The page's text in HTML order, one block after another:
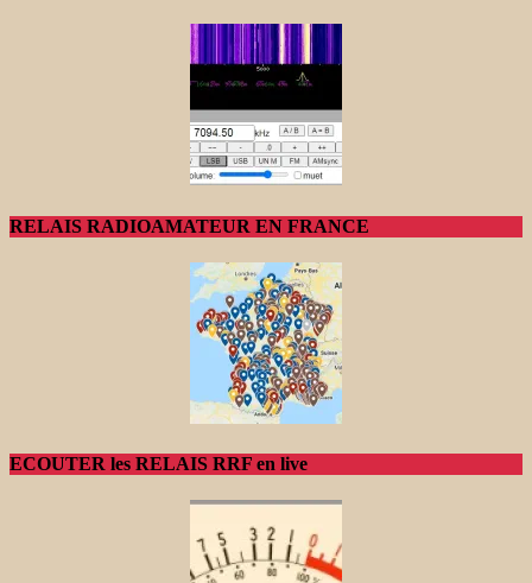
RELAIS RADIOAMATEUR EN FRANCE
ECOUTER les RELAIS RRF en live